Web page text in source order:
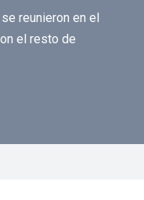
reunieron en el
el resto de